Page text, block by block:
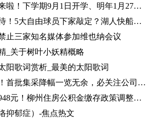
海南中小学新校历来啦！下学期9月1日开学、明年1月27日放寒假|观焦点
【全球新要闻】期待！5大自由球员下家敲定？湖人快船或签全明星后卫
止三家知名媒体参加维也纳会议
_关于树叶小妖精概略
阳歌词赏析_最美的太阳歌词
中成药大洗牌在即！首批集采降幅一览无余，必关注公司火线全揭秘，投资风险哪里藏？
当前快看：上限23948元！柳州住房公积金缴存政策调整，7月起执行
抑郁症）-焦点热文